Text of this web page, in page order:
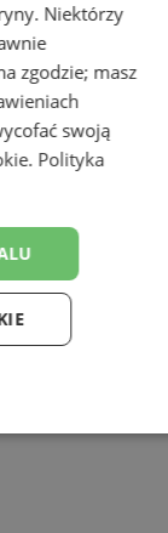
w Tychach.
Niektórzy
zgodzie; masz
swoją
. Polityka
Targetowanie